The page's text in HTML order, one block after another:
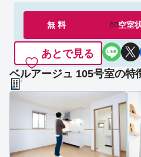
無 料 空室
あとで見る
ベルアージュ 105号室の特